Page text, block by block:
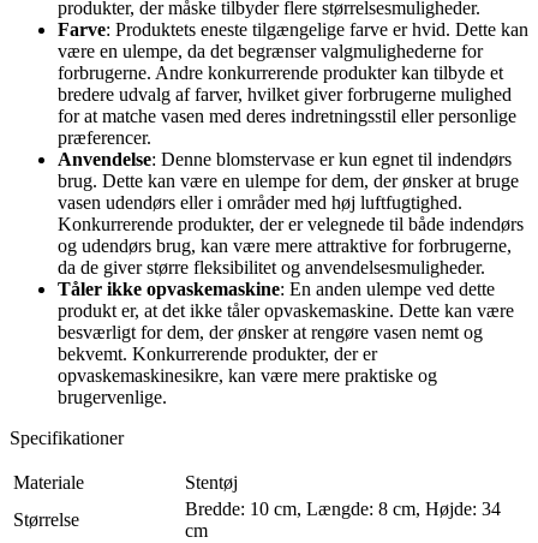
produkter, der måske tilbyder flere størrelsesmuligheder.
Farve: Produktets eneste tilgængelige farve er hvid. Dette kan
være en ulempe, da det begrænser valgmulighederne for
forbrugerne. Andre konkurrerende produkter kan tilbyde et
bredere udvalg af farver, hvilket giver forbrugerne mulighed
for at matche vasen med deres indretningsstil eller personlige
præferencer.
Anvendelse: Denne blomstervase er kun egnet til indendørs
brug. Dette kan være en ulempe for dem, der ønsker at bruge
vasen udendørs eller i områder med høj luftfugtighed.
Konkurrerende produkter, der er velegnede til både indendørs
og udendørs brug, kan være mere attraktive for forbrugerne,
da de giver større fleksibilitet og anvendelsesmuligheder.
Tåler ikke opvaskemaskine: En anden ulempe ved dette
produkt er, at det ikke tåler opvaskemaskine. Dette kan være
besværligt for dem, der ønsker at rengøre vasen nemt og
bekvemt. Konkurrerende produkter, der er
opvaskemaskinesikre, kan være mere praktiske og
brugervenlige.
Specifikationer
Materiale
Stentøj
Størrelse
Bredde: 10 cm, Længde: 8 cm, Højde: 34
cm